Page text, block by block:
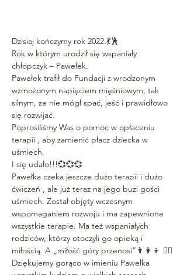
Dzisiaj kończymy rok 2022.💃🕺
Rok w którym urodził się wspaniały
chłopczyk – Pawełek.
Pawełek trafił do Fundacji z wrodzonym
wzmożonym napięciem mięśniowym, tak
silnym, ze nie mógł spać, jeść i prawidłowo
się rozwijać.
Poprosiliśmy Was o pomoc w opłaceniu
terapii , aby zamienić płacz dziecka w
uśmiech.
I się udało!!!💞💞💞
Pawełka czeka jeszcze dużo terapii i dużo
ćwiczeń , ale już teraz na jego buzi gości
uśmiech. Został objęty wczesnym
wspomaganiem rozwoju i ma zapewnione
wszystkie terapie. Ma też wspaniałych
rodziców, którzy otoczyli go opieką i
miłością. A „miłość góry przenosi”👨‍👩‍👦 🏋️‍♂️
Dziękujemy gorąco w imieniu Pawełka